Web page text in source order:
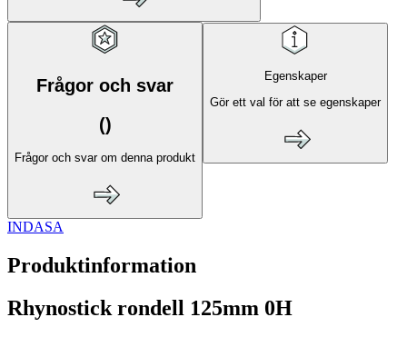
Frågor och svar
()
Frågor och svar om denna produkt
Egenskaper
Gör ett val för att se egenskaper
INDASA
Produktinformation
Rhynostick rondell 125mm 0H